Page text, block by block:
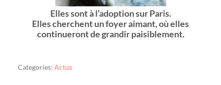
Elles sont à l’adoption sur Paris.
Elles cherchent un foyer aimant, où elles
continueront de grandir paisiblement.
Categories: Actus